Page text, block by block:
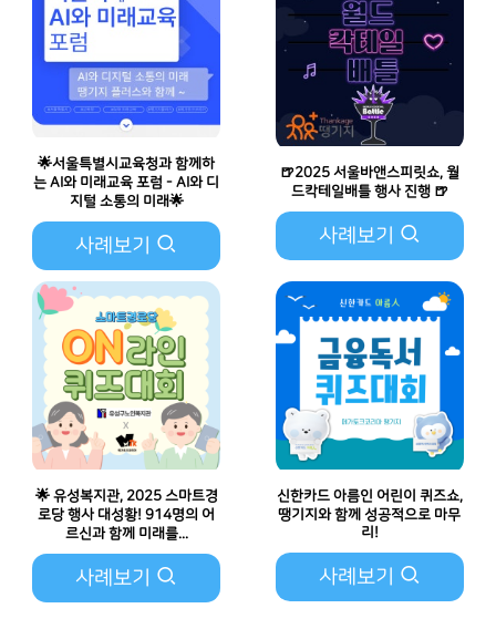
🌟서울특별시교육청과 함께하
는 AI와 미래교육 포럼 - AI와 디
지털 소통의 미래🌟
사례보기
🍺2025 서울바앤스피릿쇼, 월
드칵테일배틀 행사 진행 🍺
사례보기
🌟 유성복지관, 2025 스마트경
로당 행사 대성황! 914명의 어
르신과 함께 미래를...
사례보기
신한카드 아름인 어린이 퀴즈쇼,
땡기지와 함께 성공적으로 마무
리!
사례보기